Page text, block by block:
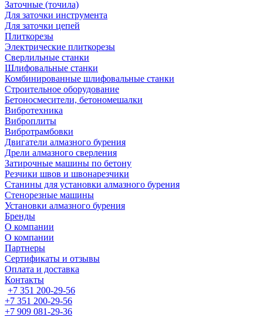
Заточные (точила)
Для заточки инструмента
Для заточки цепей
Плиткорезы
Электрические плиткорезы
Сверлильные станки
Шлифовальные станки
Комбинированные шлифовальные станки
Строительное оборудование
Бетоносмесители, бетономешалки
Вибротехника
Виброплиты
Вибротрамбовки
Двигатели алмазного бурения
Дрели алмазного сверления
Затирочные машины по бетону
Резчики швов и швонарезчики
Станины для установки алмазного бурения
Стенорезные машины
Установки алмазного бурения
Бренды
О компании
О компании
Партнеры
Cертификаты и отзывы
Оплата и доставка
Контакты
+7 351 200-29-56
+7 351 200-29-56
+7 909 081-29-36